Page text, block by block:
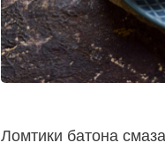
Ломтики батона